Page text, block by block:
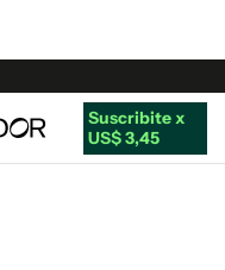
Suscribite x
US$ 3,45